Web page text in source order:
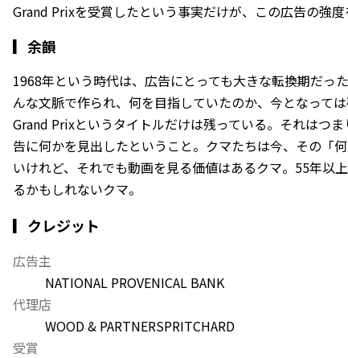
Grand Prixを受賞したという事実だけが、この広告の強度
▎ 余韻
1968年という時代は、広告にとっても大きな転換期だっ
んな文脈で作られ、何を目指していたのか、今となって
Grand Prixというタイトルだけは残っている。それはつ
告に何かを見出したということ。クマたちは今、その「
いけれど、それでも動画を見る価値はあるクマ。55年以
るかもしれないクマ。
▎クレジット
広告主
NATIONAL PROVENICAL BANK
代理店
WOOD & PARTNERSPRITCHARD
受賞